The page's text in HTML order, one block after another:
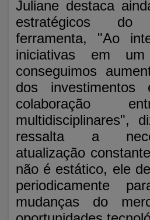
Juliane destaca
estratégicos
ferramenta, "Ao
iniciativas em
conseguimos
dos
colaboração
multidisciplinares",
ressalta a
atualização
não é estático, ele
periodicamente
mudanças do